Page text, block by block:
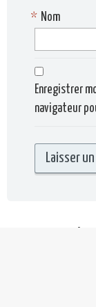
Nom
*
Enregistrer
navigateur